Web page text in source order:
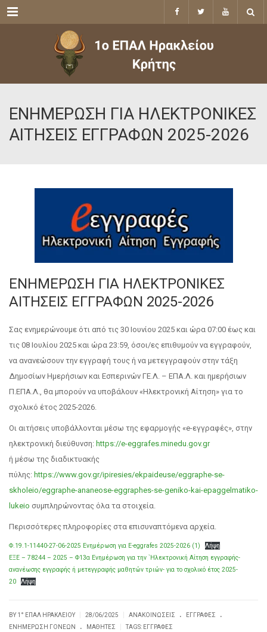
Menu
ΕΝΗΜΕΡΩΣΗ ΓΙΑ ΗΛΕΚΤΡΟΝΙΚΕΣ
ΑΙΤΗΣΕΙΣ ΕΓΓΡΑΦΩΝ 2025-2026
ΕΝΗΜΕΡΩΣΗ ΓΙΑ ΗΛΕΚΤΡΟΝΙΚΕΣ
ΑΙΤΗΣΕΙΣ ΕΓΓΡΑΦΩΝ 2025-2026
Σας ενημερώνουμε ότι από τις 30 Ιουνίου 2025 και ώρα 07:00 έως και
τις 08 Ιουλίου 2025 και ώρα 23:59, όσοι/ες επιθυμούν να εγγραφούν,
να ανανεώσουν την εγγραφή τους ή να μετεγγραφούν στην τάξη
Δημοσίων Ημερήσιων και Εσπερινών ΓΕ.Λ. – ΕΠΑ.Λ. και ημερήσιων
Π.ΕΠΑ.Λ., θα μπορούν να υποβάλουν «Ηλεκτρονική Αίτηση» για το
σχολικό έτος 2025-2026.
Οι αιτήσεις υποβάλλονται μέσω της εφαρμογής «e-εγγραφές», στην
ηλεκτρονική διεύθυνση: https://e-eggrafes.minedu.gov.gr
ή μέσω της διαδικτυακής
πύλης: https://www.gov.gr/ipiresies/ekpaideuse/eggraphe-se-
skholeio/eggraphe-ananeose-eggraphes-se-geniko-kai-epaggelmatiko-
lukeio συμπληρώνοντας όλα τα στοιχεία.
Περισσότερες πληροφορίες στα επισυναπτόμενα αρχεία.
Φ.19.1-11440-27-06-2025 Ενημέρωση για Ε-eggrafes 2025-2026 (1)
Λήψη
ΕΞΕ – 78244 – 2025 – Φ13α Ενημέρωση για την `Ηλεκτρονική Αίτηση εγγραφής-
ανανέωσης εγγραφής ή μετεγγραφής μαθητών τριών- για το σχολικό έτος 2025-
20
Λήψη
BY1° ΕΠΑΛ ΗΡΑΚΛΕΊΟΥ 28/06/2025 ΑΝΑΚΟΙΝΏΣΕΙΣ . ΕΓΓΡΑΦΕΣ .
ΕΝΗΜΈΡΩΣΗ ΓΟΝΈΩΝ . ΜΑΘΗΤΈΣ TAGS: ΕΓΓΡΑΦΕΣ